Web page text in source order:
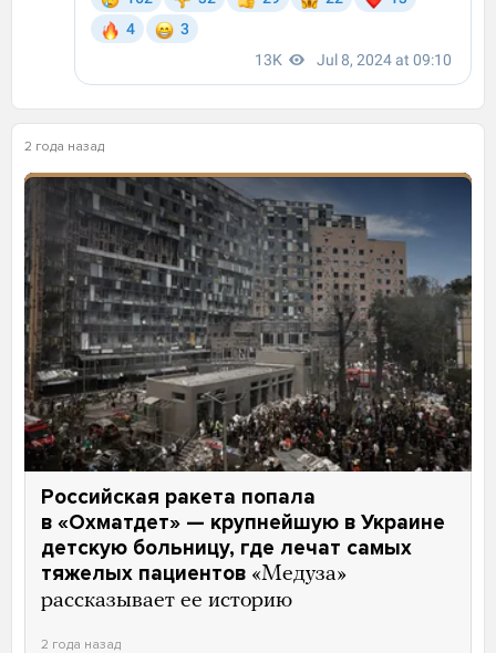
2 года назад
Российская ракета попала
в «Охматдет» — крупнейшую в Украине
детскую больницу, где лечат самых
тяжелых пациентов «Медуза»
рассказывает ее историю
2 года назад